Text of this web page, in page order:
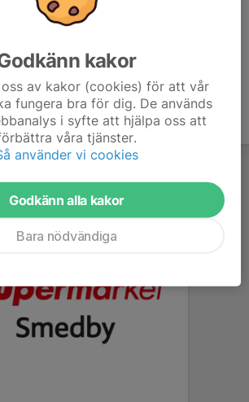
kakor
av kakor (cookies) för att vår
fungera bra för dig. De används
i syfte att hjälpa oss att
våra tjänster.
använder vi cookies
Godkänn alla kakor
Bara nödvändiga